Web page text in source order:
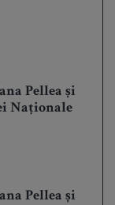
Pellea și
Naționale
Pellea și